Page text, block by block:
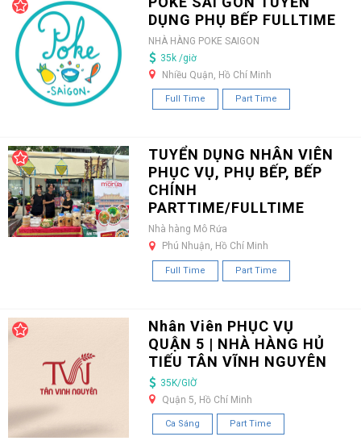
DỤNG PHỤ BẾP FULLTIME
NHÀ HÀNG POKE SAIGON
35k /giờ
Nhiều Quận, Hồ Chí Minh
Full Time Part Time
TUYỂN DỤNG NHÂN VIÊN
PHỤC VỤ, PHỤ BẾP, BẾP
CHÍNH
PARTTIME/FULLTIME
Nhà hàng Mô Rứa
Phú Nhuận, Hồ Chí Minh
Full Time Part Time
Nhân Viên PHỤC VỤ
QUẬN 5 | NHÀ HÀNG HỦ
TIẾU TÂN VĨNH NGUYÊN
35K/GIỜ
Quận 5, Hồ Chí Minh
Ca Sáng Part Time